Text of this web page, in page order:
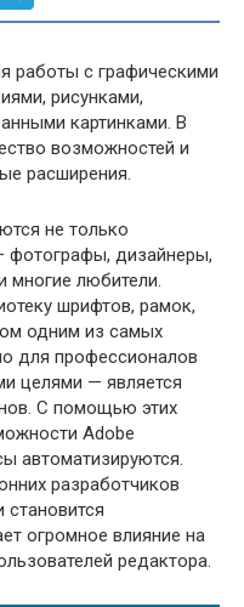
работы с графическими
рисунками,
картинками. В
возможностей и
расширения.
не только
фотографы, дизайнеры,
многие любители.
шрифтов, рамок,
одним из самых
для профессионалов
целями — является
С помощью этих
Adobe
автоматизируются.
разработчиков
огромное влияние на
редактора.